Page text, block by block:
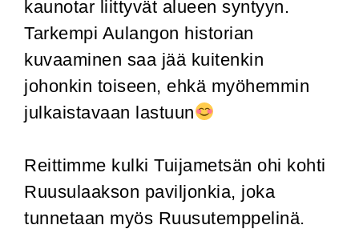
kaunotar liittyvät alueen syntyyn.
Tarkempi Aulangon historian
kuvaaminen saa jää kuitenkin
johonkin toiseen, ehkä myöhemmin
julkaistavaan lastuun
Reittimme kulki Tuijametsän ohi kohti
Ruusulaakson paviljonkia, joka
tunnetaan myös Ruusutemppelinä.